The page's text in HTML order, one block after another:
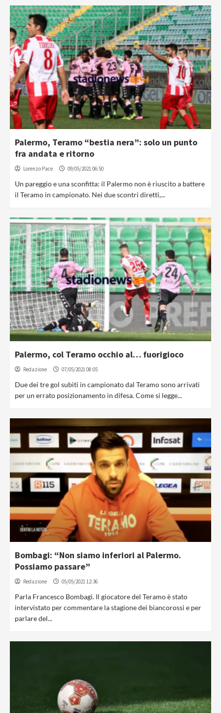
Palermo, Teramo “bestia nera”: solo un punto
fra andata e ritorno
Lorenzo Pace 09/05/2021 06:50
Un pareggio e una sconfitta: il Palermo non è riuscito a battere
il Teramo in campionato. Nei due scontri diretti,...
Palermo, col Teramo occhio al… fuorigioco
Redazione 07/05/2021 08:05
Due dei tre gol subiti in campionato dal Teramo sono arrivati
per un errato posizionamento in difesa. Come si legge...
Bombagi: “Non siamo inferiori al Palermo.
Possiamo passare”
Redazione 05/05/2021 12:36
Parla Francesco Bombagi. Il giocatore del Teramo è stato
intervistato per commentare la stagione dei biancorossi e per
parlare del...